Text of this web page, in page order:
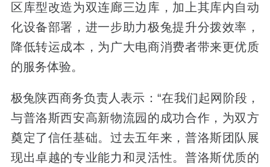
区库型改造为双连廊三边库，加上其库内自动
化设备部署，进一步助力极兔提升分拨效率，
降低转运成本，为广大电商消费者带来更优质
的服务体验。
极兔陕西商务负责人表示：“在我们起网阶段，
与普洛斯西安高新物流园的成功合作，为双方
奠定了信任基础。过去五年来，普洛斯团队展
现出卓越的专业能力和灵活性。普洛斯优质的